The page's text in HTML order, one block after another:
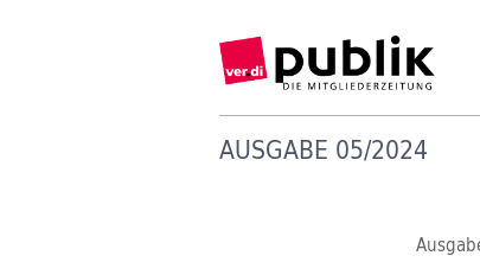
AUSGABE 05/2024